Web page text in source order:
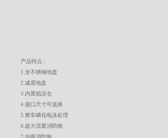
产品特点：
1.全不锈钢地盘
2.减震地盘
3.内置稳压仓
4.接口尺寸可选择
5.整车磷化电泳处理
6.超大流量消防炮
7.自吸消防炮